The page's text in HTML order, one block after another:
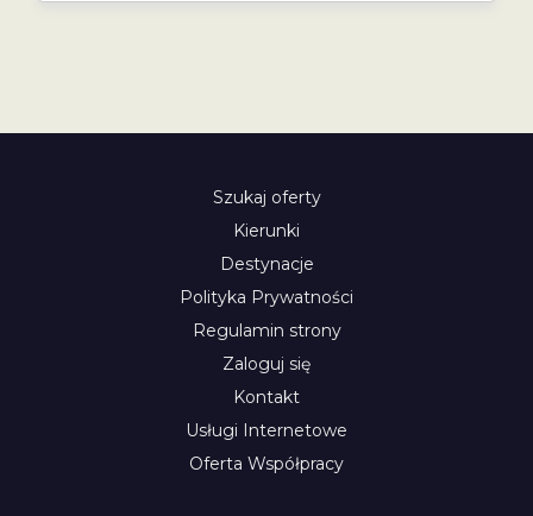
Szukaj oferty
Kierunki
Destynacje
Polityka Prywatności
Regulamin strony
Zaloguj się
Kontakt
Usługi Internetowe
Oferta Współpracy